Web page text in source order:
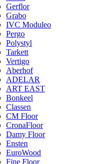
Gerflor
Grabo
IVC Moduleo
Pergo
Polystyl
Tarkett
Vertigo
Aberhof
ADELAR
ART EAST
Bonkeel
Classen
CM Floor
CronaFloor
Damy Floor
Ensten
EuroWood
Fine Floor